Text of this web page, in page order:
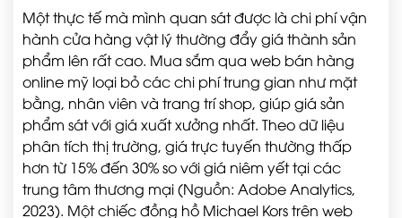
Một thực tế mà mình quan sát được là chi phí vận
hành cửa hàng vật lý thường đẩy giá thành sản
phẩm lên rất cao. Mua sắm qua web bán hàng
online mỹ loại bỏ các chi phí trung gian như mặt
bằng, nhân viên và trang trí shop, giúp giá sản
phẩm sát với giá xuất xưởng nhất. Theo dữ liệu
phân tích thị trường, giá trực tuyến thường thấp
hơn từ 15% đến 30% so với giá niêm yết tại các
trung tâm thương mại (Nguồn: Adobe Analytics,
2023). Một chiếc đồng hồ Michael Kors trên web